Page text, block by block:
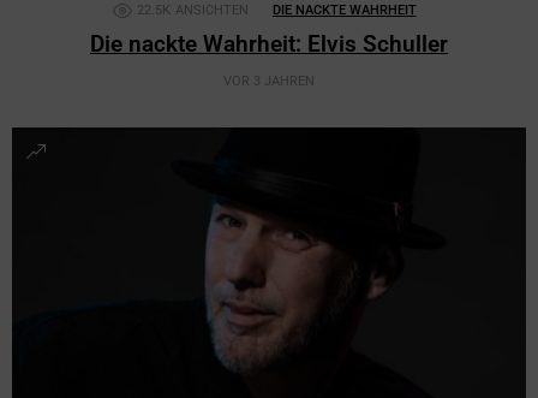
22.5K ANSICHTEN DIE NACKTE WAHRHEIT
Die nackte Wahrheit: Elvis Schuller
VOR 3 JAHREN